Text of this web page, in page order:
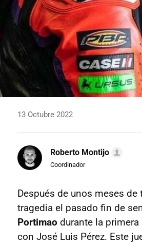
13 Octubre 2022
Roberto Montijo
Coordinador
Después de unos meses
tragedia el pasado fin de
Portimao durante la
con José Luis Pérez. Este